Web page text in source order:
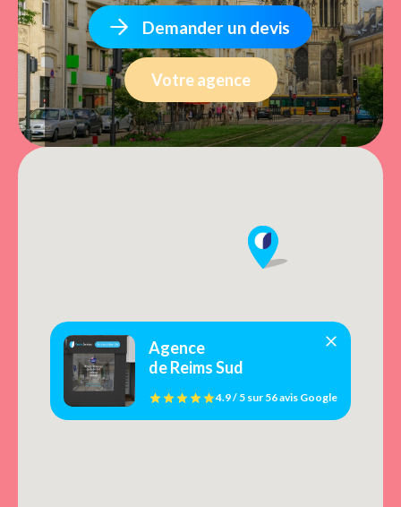
Demander un devis
Votre agence
Agence
de Reims Sud
4.9 / 5 sur 56 avis Google